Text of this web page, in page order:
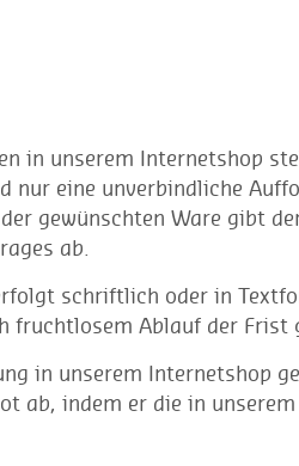
in unserem Internetshop
nur eine unverbindliche
gewünschten Ware gibt
ab.
schriftlich oder in
fruchtlosem Ablauf der Frist
in unserem Internetshop
ab, indem er die in